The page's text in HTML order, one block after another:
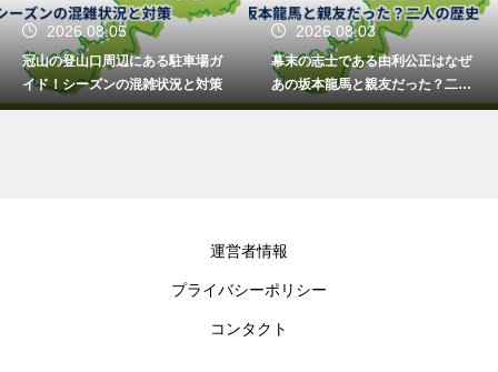
2026.08.05
冠山の登山口周辺にある駐車場ガ
イド！シーズンの混雑状況と対策
2026.08.03
幕末の志士である由利公正はなぜ
あの坂本龍馬と親友だった？二人
の歴史
運営者情報
プライバシーポリシー
コンタクト